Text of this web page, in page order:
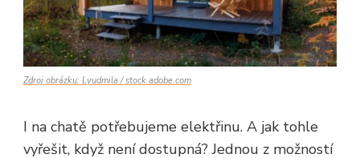
Zdroj obrázku: Lyudmila / stock.adobe.com
I na chatě potřebujeme elektřinu. A jak tohle
vyřešit, když není dostupná? Jednou z možností